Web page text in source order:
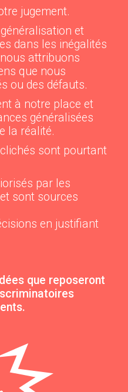
jugement.
et
dans les inégalités
attribuons
que nous
ou des défauts.
à notre place et
généralisées
la réalité.
sont pourtant
par les
sont sources
en justifiant
que reposeront